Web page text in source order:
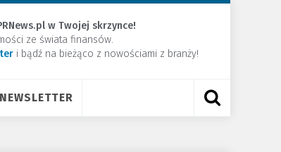
w Twojej skrzynce!
ze świata finansów.
​i bądź na bieżąco z nowościami z branży!
NEWSLETTER